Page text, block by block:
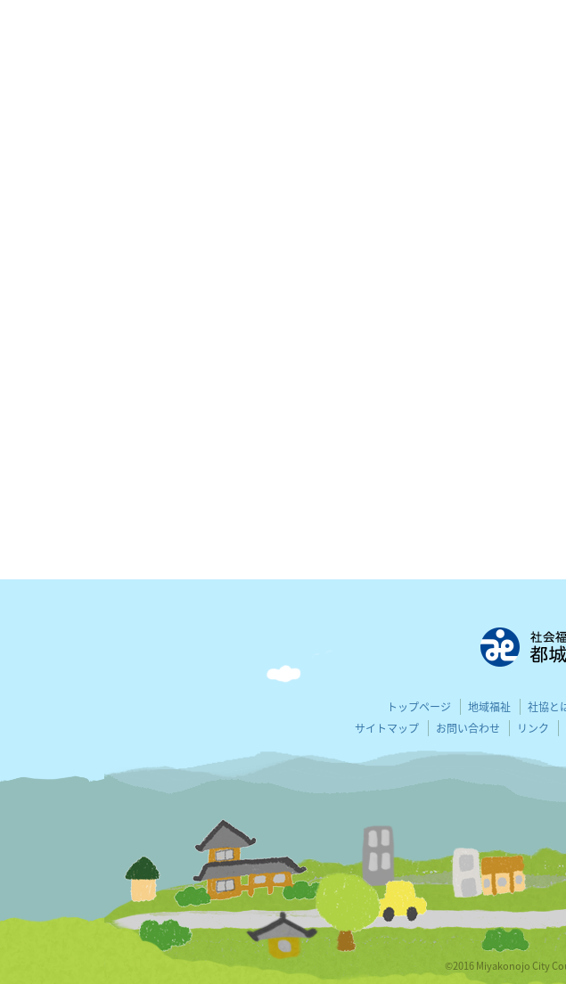
トップページ 地域福祉 社協と
サイトマップ
お問い合わせ リンク
©2016 Miyakonojo City